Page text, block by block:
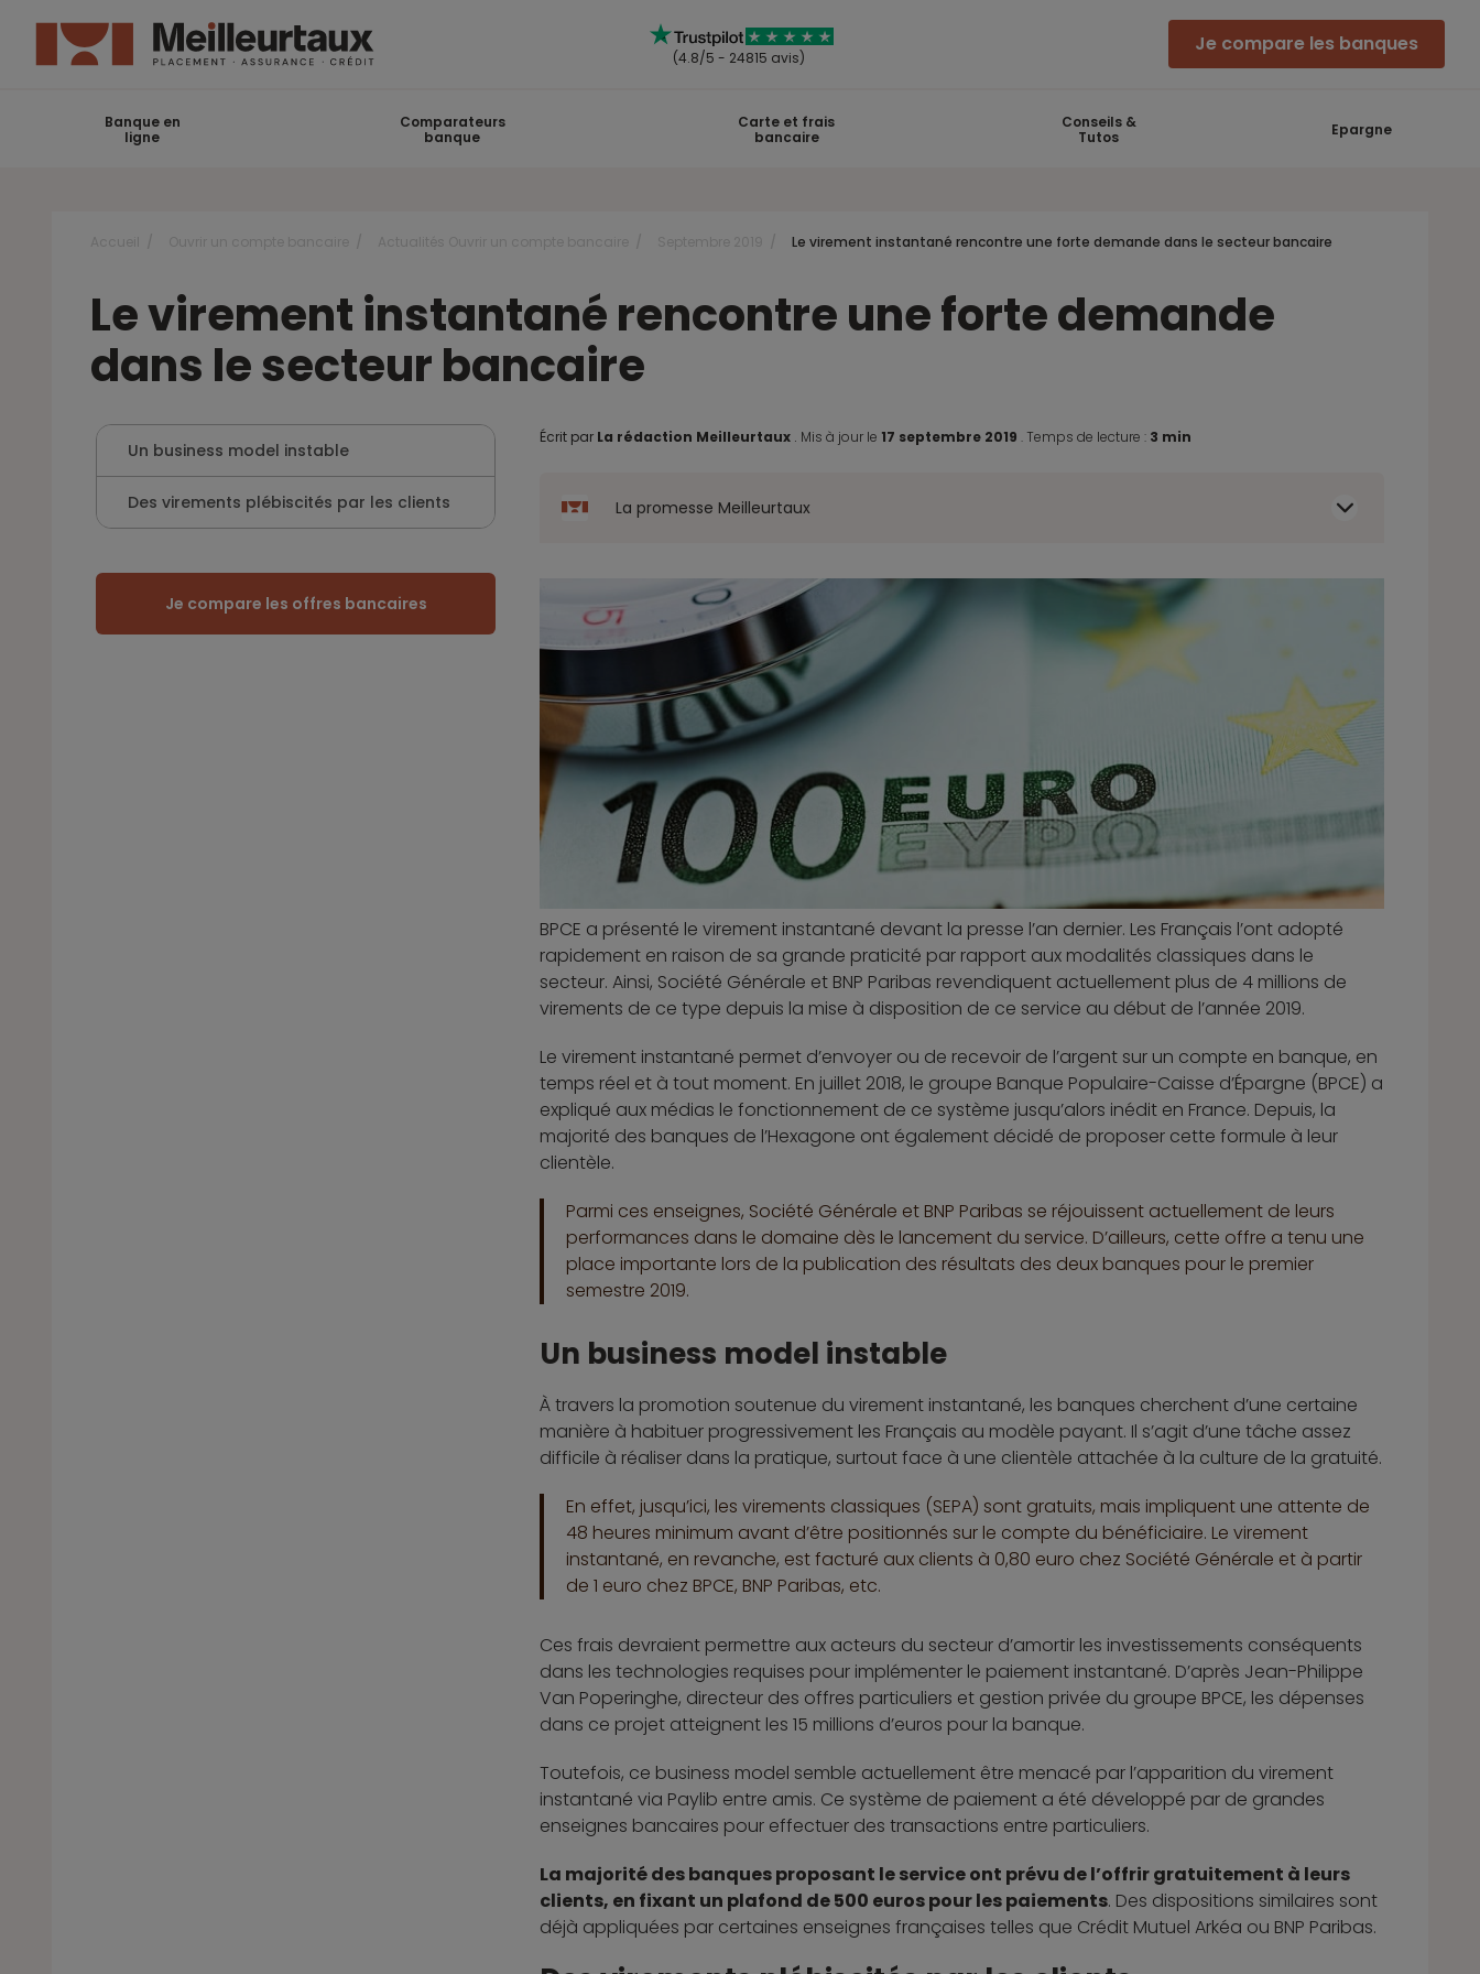
(4.8/5 - 24815 avis)
Je compare les banques
Banque en
ligne
Comparateurs
banque
Carte et frais
bancaire
Conseils &
Tutos
Epargne
Le virement instantané rencontre une forte demande dans le secteur bancaire
Le virement instantané rencontre une forte demande
dans le secteur bancaire
Un business model instable
Des virements plébiscités par les clients
Je compare les offres bancaires
Écrit par La rédaction Meilleurtaux . Mis à jour le 17 septembre 2019. Temps de lecture : 3 min
La promesse Meilleurtaux
BPCE a présenté le virement instantané devant la presse l’an dernier. Les Français l’ont adopté
rapidement en raison de sa grande praticité par rapport aux modalités classiques dans le
secteur. Ainsi, Société Générale et BNP Paribas revendiquent actuellement plus de 4 millions de
virements de ce type depuis la mise à disposition de ce service au début de l’année 2019.
Le virement instantané permet d’envoyer ou de recevoir de l’argent sur un compte en banque, en
temps réel et à tout moment. En juillet 2018, le groupe Banque Populaire-Caisse d’Épargne (BPCE) a
expliqué aux médias le fonctionnement de ce système jusqu’alors inédit en France. Depuis, la
majorité des banques de l’Hexagone ont également décidé de proposer cette formule à leur
clientèle.
Parmi ces enseignes, Société Générale et BNP Paribas se réjouissent actuellement de leurs
performances dans le domaine dès le lancement du service. D’ailleurs, cette offre a tenu une
place importante lors de la publication des résultats des deux banques pour le premier
semestre 2019.
Un business model instable
À travers la promotion soutenue du virement instantané, les banques cherchent d’une certaine
manière à habituer progressivement les Français au modèle payant. Il s’agit d’une tâche assez
difficile à réaliser dans la pratique, surtout face à une clientèle attachée à la culture de la gratuité.
En effet, jusqu’ici, les virements classiques (SEPA) sont gratuits, mais impliquent une attente de
48 heures minimum avant d’être positionnés sur le compte du bénéficiaire. Le virement
instantané, en revanche, est facturé aux clients à 0,80 euro chez Société Générale et à partir
de 1 euro chez BPCE, BNP Paribas, etc.
Ces frais devraient permettre aux acteurs du secteur d’amortir les investissements conséquents
dans les technologies requises pour implémenter le paiement instantané. D’après Jean-Philippe
Van Poperinghe, directeur des offres particuliers et gestion privée du groupe BPCE, les dépenses
dans ce projet atteignent les 15 millions d’euros pour la banque.
Toutefois, ce business model semble actuellement être menacé par l’apparition du virement
instantané via Paylib entre amis. Ce système de paiement a été développé par de grandes
enseignes bancaires pour effectuer des transactions entre particuliers.
La majorité des banques proposant le service ont prévu de l’offrir gratuitement à leurs
clients, en fixant un plafond de 500 euros pour les paiements. Des dispositions similaires sont
déjà appliquées par certaines enseignes françaises telles que Crédit Mutuel Arkéa ou BNP Paribas.